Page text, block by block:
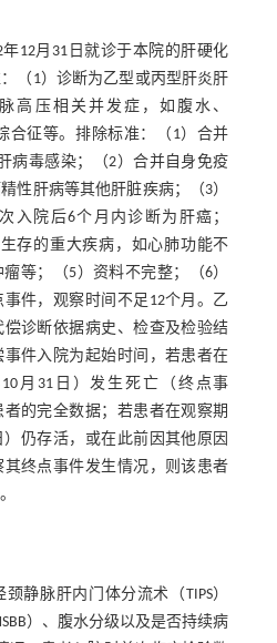
12月31日就诊于本院的肝硬化
（1）诊断为乙型或丙型肝炎肝
高压相关并发症，如腹水、
合征等。排除标准：（1）合并
病毒感染；（2）合并自身免疫
性肝病等其他肝脏疾病；（3）
入院后6个月内诊断为肝癌；
存的重大疾病，如心肺功能不
等；（5）资料不完整；（6）
件，观察时间不足12个月。乙
诊断依据病史、检查及检验结
件入院为起始时间，若患者在
月31日）发生死亡（终点事
的完全数据；若患者在观察期
）仍存活，或在此前因其他原因
其终点事件发生情况，则该患者
静脉肝内门体分流术（TIPS）
）、腹水分级以及是否持续病